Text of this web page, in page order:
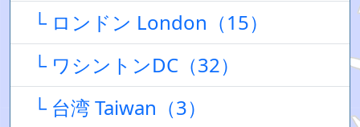
└ ロンドン London（15）
└ ワシントンDC（32）
└ 台湾 Taiwan（3）